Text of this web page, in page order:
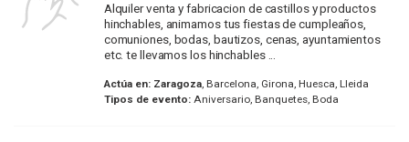
Alquiler venta y fabricacion de castillos y productos
hinchables, animamos tus fiestas de cumpleaños,
comuniones, bodas, bautizos, cenas, ayuntamientos
etc. te llevamos los hinchables ...
Actúa en: Zaragoza, Barcelona, Girona, Huesca, Lleida
Tipos de evento:Aniversario, Banquetes, Boda